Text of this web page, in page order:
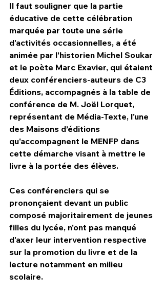
Il faut souligner que la partie
éducative de cette célébration
marquée par toute une série
d'activités occasionnelles, a été
animée par l’historien Michel Soukar
et le poète Marc Exavier, qui étaient
deux conférenciers-auteurs de C3
Éditions, accompagnés à la table de
conférence de M. Joël Lorquet,
représentant de Média-Texte, l'une
des Maisons d’éditions
qu'accompagnent le MENFP dans
cette démarche visant à mettre le
livre à la portée des élèves.
Ces conférenciers qui se
prononçaient devant un public
composé majoritairement de jeunes
filles du lycée, n'ont pas manqué
d'axer leur intervention respective
sur la promotion du livre et de la
lecture notamment en milieu
scolaire.